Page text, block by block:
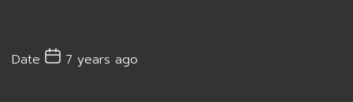
Date 7 years ago